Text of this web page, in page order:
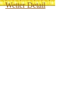
Wetter Detail